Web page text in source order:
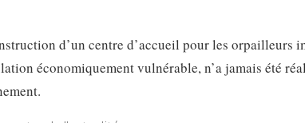
d’un centre d’accueil pour les orpailleurs
économiquement vulnérable, n’a jamais été